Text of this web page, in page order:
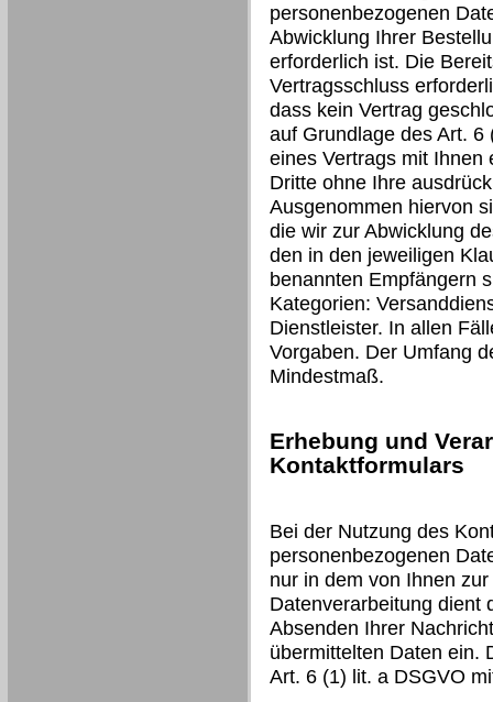
personenbezogenen
Abwicklung Ihrer
erforderlich ist. Die
Vertragsschluss
dass kein Vertrag
auf Grundlage des Art.
eines Vertrags mit Ihnen
Dritte ohne Ihre
Ausgenommen hiervon
die wir zur Abwicklung
den in den jeweiligen
benannten Empfängern
Kategorien:
Dienstleister. In allen
Vorgaben. Der Umfang
Mindestmaß.
Erhebung und
Kontaktformulars
Bei der Nutzung des
personenbezogenen
nur in dem von Ihnen
Datenverarbeitung dient
Absenden Ihrer
übermittelten Daten ein.
Art. 6 (1) lit. a DSGVO